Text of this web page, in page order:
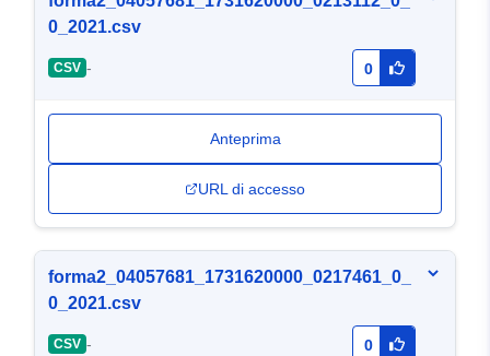
0_2021.csv
CSV - 0
Anteprima
URL di accesso
forma2_04057681_1731620000_0217461_0_
0_2021.csv
CSV - 0